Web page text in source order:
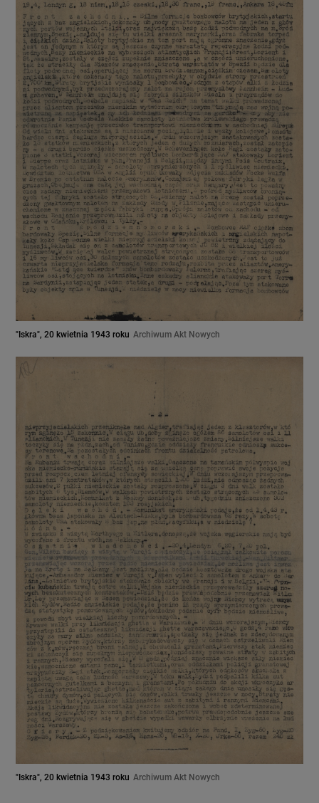
"Iskra", 20 kwietnia 1943 roku Archiwum Akt Nowych
"Iskra", 20 kwietnia 1943 roku Archiwum Akt Nowych